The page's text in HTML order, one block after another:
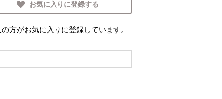
お気に入りに登録する
の方がお気に入りに登録しています。